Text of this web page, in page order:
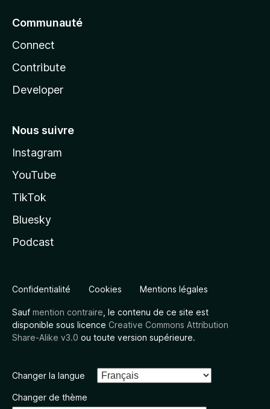
Communauté
Connect
Contribute
Developer
Nous suivre
Instagram
YouTube
TikTok
Bluesky
Podcast
Confidentialité Cookies Mentions légales
Sauf mention contraire , le contenu de ce site est
disponible sous licence Creative Commons Attribution
Share-Alike v3.0 ou toute version supérieure.
Changer la langue
Changer de thème